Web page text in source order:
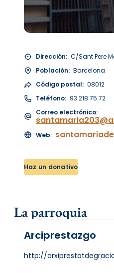
Dirección: C/Sant Pere
Población: Barcelona
Código postal: 08012
Teléfono: 93 218 75 72
Correo electrónico:
Web:
Haz un donativo
La parroquia
Arciprestazgo
http://